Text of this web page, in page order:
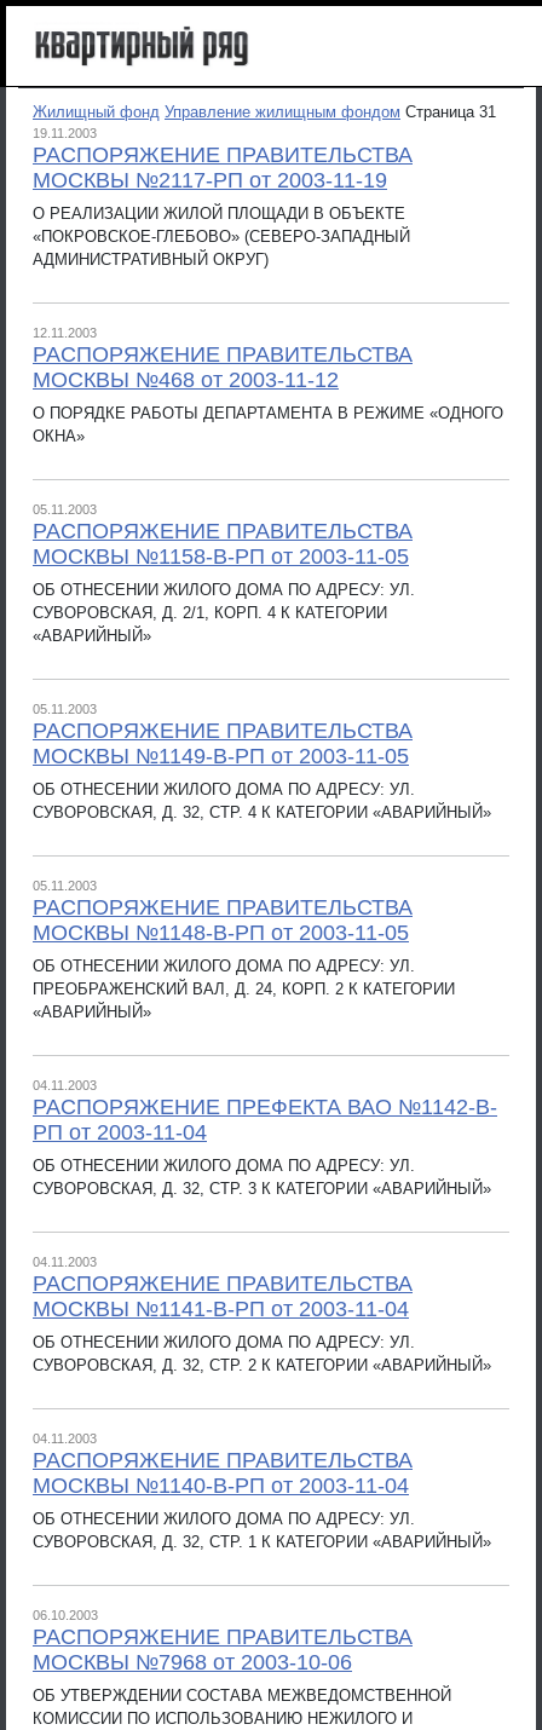
Жилищный фонд Управление жилищным фондом Страница 31
19.11.2003
РАСПОРЯЖЕНИЕ ПРАВИТЕЛЬСТВА
МОСКВЫ №2117-РП от 2003-11-19
О РЕАЛИЗАЦИИ ЖИЛОЙ ПЛОЩАДИ В ОБЪЕКТЕ
«ПОКРОВСКОЕ-ГЛЕБОВО» (СЕВЕРО-ЗАПАДНЫЙ
АДМИНИСТРАТИВНЫЙ ОКРУГ)
12.11.2003
РАСПОРЯЖЕНИЕ ПРАВИТЕЛЬСТВА
МОСКВЫ №468 от 2003-11-12
О ПОРЯДКЕ РАБОТЫ ДЕПАРТАМЕНТА В РЕЖИМЕ «ОДНОГО
ОКНА»
05.11.2003
РАСПОРЯЖЕНИЕ ПРАВИТЕЛЬСТВА
МОСКВЫ №1158-В-РП от 2003-11-05
ОБ ОТНЕСЕНИИ ЖИЛОГО ДОМА ПО АДРЕСУ: УЛ.
СУВОРОВСКАЯ, Д. 2/1, КОРП. 4 К КАТЕГОРИИ
«АВАРИЙНЫЙ»
05.11.2003
РАСПОРЯЖЕНИЕ ПРАВИТЕЛЬСТВА
МОСКВЫ №1149-В-РП от 2003-11-05
ОБ ОТНЕСЕНИИ ЖИЛОГО ДОМА ПО АДРЕСУ: УЛ.
СУВОРОВСКАЯ, Д. 32, СТР. 4 К КАТЕГОРИИ «АВАРИЙНЫЙ»
05.11.2003
РАСПОРЯЖЕНИЕ ПРАВИТЕЛЬСТВА
МОСКВЫ №1148-В-РП от 2003-11-05
ОБ ОТНЕСЕНИИ ЖИЛОГО ДОМА ПО АДРЕСУ: УЛ.
ПРЕОБРАЖЕНСКИЙ ВАЛ, Д. 24, КОРП. 2 К КАТЕГОРИИ
«АВАРИЙНЫЙ»
04.11.2003
РАСПОРЯЖЕНИЕ ПРЕФЕКТА ВАО №1142-В-
РП от 2003-11-04
ОБ ОТНЕСЕНИИ ЖИЛОГО ДОМА ПО АДРЕСУ: УЛ.
СУВОРОВСКАЯ, Д. 32, СТР. 3 К КАТЕГОРИИ «АВАРИЙНЫЙ»
04.11.2003
РАСПОРЯЖЕНИЕ ПРАВИТЕЛЬСТВА
МОСКВЫ №1141-В-РП от 2003-11-04
ОБ ОТНЕСЕНИИ ЖИЛОГО ДОМА ПО АДРЕСУ: УЛ.
СУВОРОВСКАЯ, Д. 32, СТР. 2 К КАТЕГОРИИ «АВАРИЙНЫЙ»
04.11.2003
РАСПОРЯЖЕНИЕ ПРАВИТЕЛЬСТВА
МОСКВЫ №1140-В-РП от 2003-11-04
ОБ ОТНЕСЕНИИ ЖИЛОГО ДОМА ПО АДРЕСУ: УЛ.
СУВОРОВСКАЯ, Д. 32, СТР. 1 К КАТЕГОРИИ «АВАРИЙНЫЙ»
06.10.2003
РАСПОРЯЖЕНИЕ ПРАВИТЕЛЬСТВА
МОСКВЫ №7968 от 2003-10-06
ОБ УТВЕРЖДЕНИИ СОСТАВА МЕЖВЕДОМСТВЕННОЙ
КОМИССИИ ПО ИСПОЛЬЗОВАНИЮ НЕЖИЛОГО И